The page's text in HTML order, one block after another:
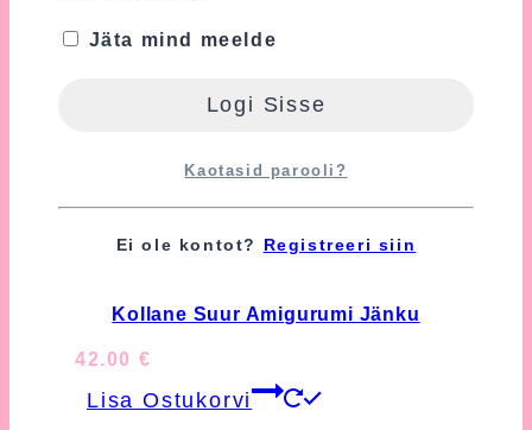
Lisa Ostukorvi
Kollane Suur Amigurumi Jänku
42.00 €
Lisa Ostukorvi
Jäta mind meelde
Kaotasid parooli?
Ei ole kontot? Registreeri siin